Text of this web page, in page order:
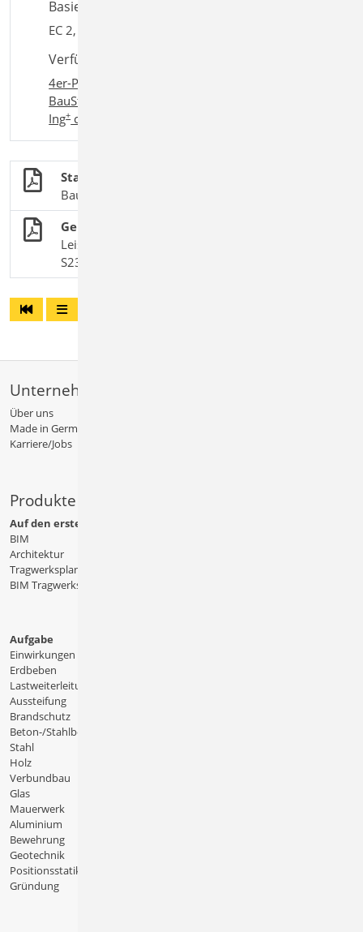
Basiert auf den Normen:
EC 2, DIN EN 1992-1-1:2011-01
Verfügbar in den Paketen:
4er-Paket
BauStatik comfort
Ing+comfort
Stahlbetonbau
BauStatik-Module nach DIN EN 1992-1-1
Gerade Treppenläufe
Leistungsbeschreibung des BauStatik-Moduls
S230.de Stahlbeton-Treppenlauf
Unternehmen
Über uns
Made in Germany
Karriere/Jobs
Produkte
Auf den ersten Blick
BIM
Architektur
Tragwerksplanung
BIM Tragwerksplanung
Aufgabe
Einwirkungen
Erdbeben
Lastweiterleitung
Aussteifung
Brandschutz
Beton-/Stahlbeton
Stahl
Holz
Verbundbau
Glas
Mauerwerk
Aluminium
Bewehrung
Geotechnik
Positionsstatik
Gründung